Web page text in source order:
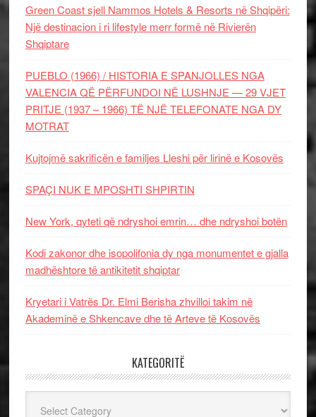
Green Coast sjell Nammos Hotels & Resorts në Shqipëri:
Një destinacion i ri lifestyle merr formë në Rivierën
Shqiptare
PUEBLO (1966) / HISTORIA E SPANJOLLES NGA
VALENCIA QË PËRFUNDOI NË LUSHNJE — 29 VJET
PRITJE (1937 – 1966) TË NJË TELEFONATE NGA DY
MOTRAT
Kujtojmë sakrificën e familjes Lleshi për lirinë e Kosovës
SPAÇI NUK E MPOSHTI SHPIRTIN
New York, qyteti që ndryshoi emrin… dhe ndryshoi botën
Kodi zakonor dhe isopolifonia dy nga monumentet e gjalla
madhështore të antikitetit shqiptar
Kryetari i Vatrës Dr. Elmi Berisha zhvilloi takim në
Akademinë e Shkencave dhe të Arteve të Kosovës
KATEGORITË